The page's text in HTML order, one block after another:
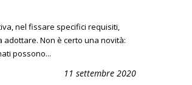
nel fissare specifici requisiti,
Non è certo una novità:
possono...
11 settembre 2020